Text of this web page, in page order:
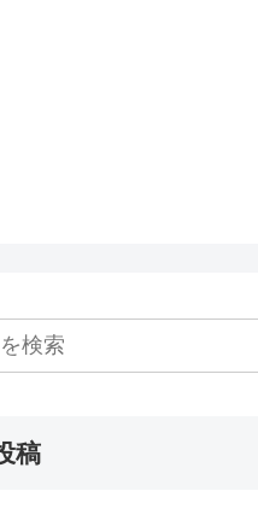
稿